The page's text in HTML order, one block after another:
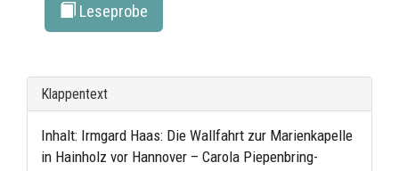
Leseprobe
Klappentext
Inhalt: Irmgard Haas: Die Wallfahrt zur Marienkapelle
in Hainholz vor Hannover – Carola Piepenbring-